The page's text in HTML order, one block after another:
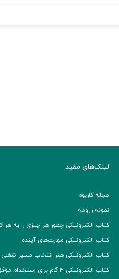
لینک‌های مفید
مجله کاربوم
نمونه رزومه
کتاب الکترونیکی چطور هر چیزی را به هر
کتاب الکترونیکی مهارت‌های آینده
کتاب الکترونیکی هنر انتخاب مسیر شغلی
کتاب الکترونیکی ۳ گام برای استخدام موفق